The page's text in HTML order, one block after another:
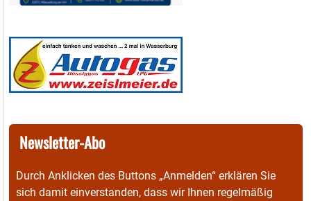
Newsletter-Abo
Durch Anklicken des Buttons „Anmelden“ erklären Sie
sich damit einverstanden, dass wir Ihnen regelmäßig